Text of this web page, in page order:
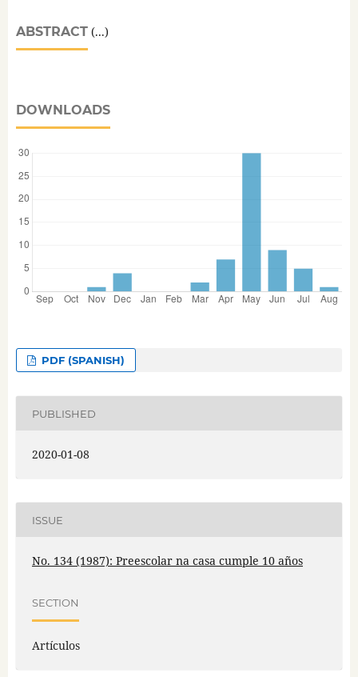
ABSTRACT(...)
DOWNLOADS
PDF (SPANISH)
PUBLISHED
2020-01-08
ISSUE
No. 134 (1987): Preescolar na casa cumple 10 años
SECTION
Artículos